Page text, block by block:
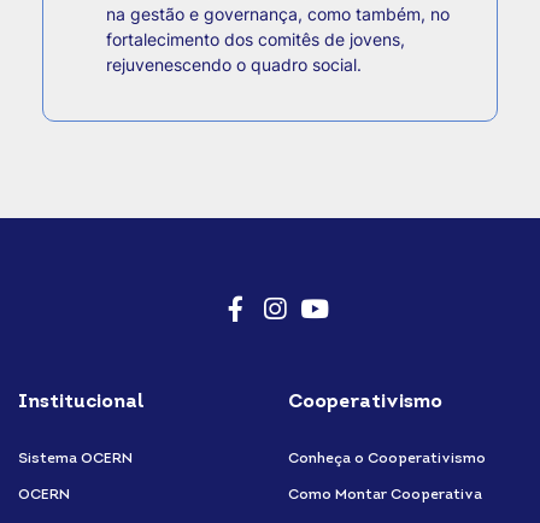
na gestão e governança, como também, no
fortalecimento dos comitês de jovens,
rejuvenescendo o quadro social.
Institucional
Sistema OCERN
OCERN
Cooperativismo
Conheça o Cooperativismo
Como Montar Cooperativa